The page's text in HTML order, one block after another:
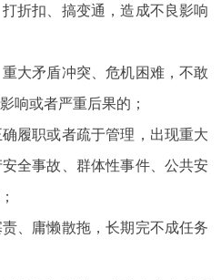
折扣、搞变通，造成不良影响
大矛盾冲突、危机困难，不敢
响或者严重后果的；
履职或者疏于管理，出现重大
全事故、群体性事件、公共安
、庸懒散拖，长期完不成任务